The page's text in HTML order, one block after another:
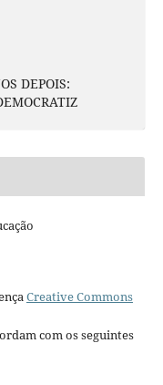
DEPOIS:
Creative Commons
com os seguintes